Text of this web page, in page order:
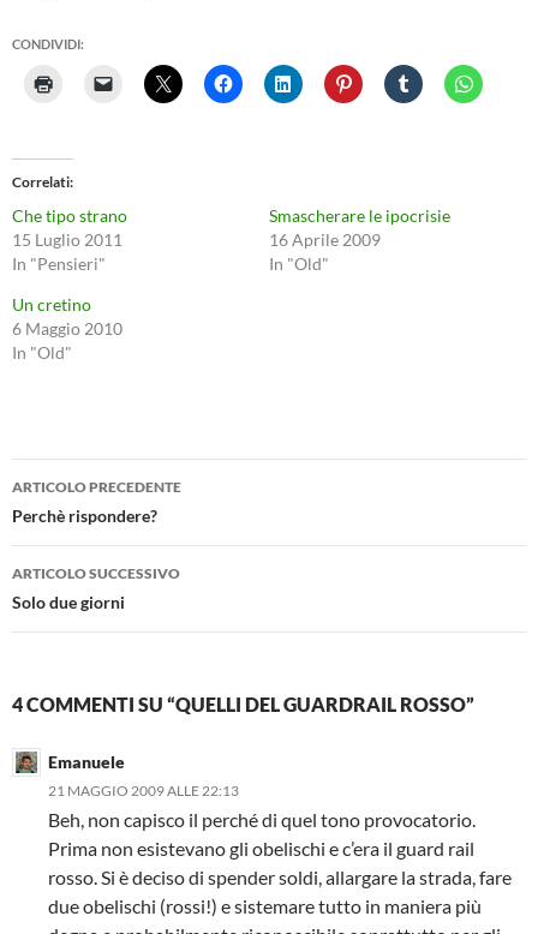
CONDIVIDI:
Correlati
Che tipo strano
15 Luglio 2011
In "Pensieri"
Smascherare le ipocrisie
16 Aprile 2009
In "Old"
Un cretino
6 Maggio 2010
In "Old"
Navigazione
articolo
ARTICOLO PRECEDENTE
Perchè rispondere?
ARTICOLO SUCCESSIVO
Solo due giorni
4 COMMENTI SU “QUELLI DEL GUARDRAIL ROSSO”
Emanuele
21 MAGGIO 2009 ALLE 22:13
Beh, non capisco il perché di quel tono provocatorio.
Prima non esistevano gli obelischi e c’era il guard rail
rosso. Si è deciso di spender soldi, allargare la strada, fare
due obelischi (rossi!) e sistemare tutto in maniera più